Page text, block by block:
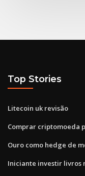
Top Stories
Litecoin uk revisão
Comprar criptomoeda
Ouro como hedge de
Iniciante investir livros